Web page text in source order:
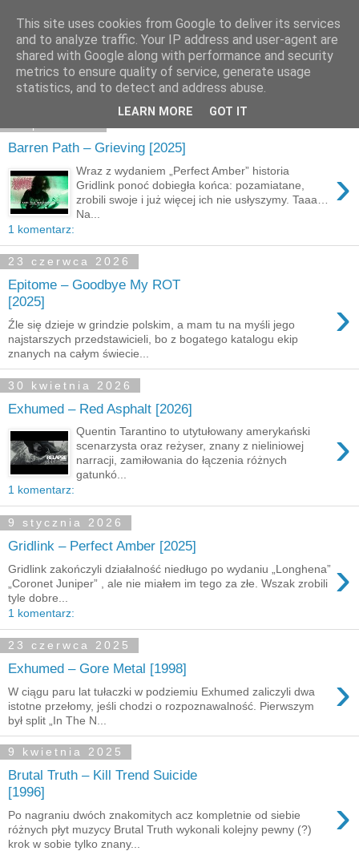
Pokazywanie postów oznaczonych etykietągrind core
Pokaż wszystkie posty
Barren Path – Grieving [2025]
›
Wraz z wydaniem „Perfect Amber” historia
Gridlink ponoć dobiegła końca: pozamiatane,
zrobili swoje i już więcej ich nie usłyszymy. Taaa…
Na...
1 komentarz:
23 czerwca 2026
Epitome – Goodbye My ROT
[2025]
›
Źle się dzieje w grindzie polskim, a mam tu na myśli jego
najstarszych przedstawicieli, bo z bogatego katalogu ekip
znanych na całym świecie...
30 kwietnia 2026
Exhumed – Red Asphalt [2026]
›
Quentin Tarantino to utytułowany amerykański
scenarzysta oraz reżyser, znany z nieliniowej
narracji, zamiłowania do łączenia różnych
gatunkó...
1 komentarz:
9 stycznia 2026
Gridlink – Perfect Amber [2025]
›
Gridlink zakończyli działalność niedługo po wydaniu „Longhena”
„Coronet Juniper” , ale nie miałem im tego za złe. Wszak zrobili
tyle dobre...
1 komentarz:
23 czerwca 2025
Exhumed – Gore Metal [1998] ›
W ciągu paru lat tułaczki w podziemiu Exhumed zaliczyli dwa
istotne przełomy, jeśli chodzi o rozpoznawalność. Pierwszym
był split „In The N...
9 kwietnia 2025
Brutal Truth – Kill Trend Suicide
[1996]
›
Po nagraniu dwóch znakomitych acz kompletnie od siebie
różnych płyt muzycy Brutal Truth wykonali kolejny pewny (?)
krok w sobie tylko znany...
This site uses cookies from Google to deliver its services
and to analyze traffic. Your IP address and user-agent are
shared with Google along with performance and security
metrics to ensure quality of service, generate usage
statistics, and to detect and address abuse.
LEARN MORE GOT IT